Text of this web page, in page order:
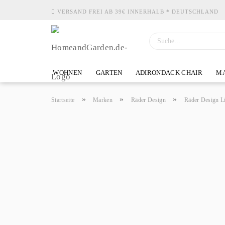
VERSAND FREI AB 39€ INNERHALB * DEUTSCHLAND
WOHNEN GARTEN ADIRONDACK CHAIR
Startseite » Marken » Räder Design » Räder Design